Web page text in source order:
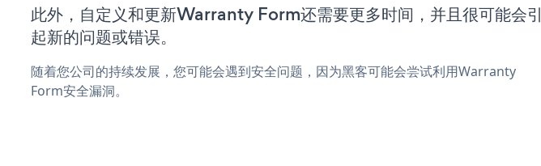
此外，自定义和更新Warranty Form还需要更多时间，并且很可能会引
起新的问题或错误。
随着您公司的持续发展，您可能会遇到安全问题，因为黑客可能会尝试利用Warranty
Form安全漏洞。